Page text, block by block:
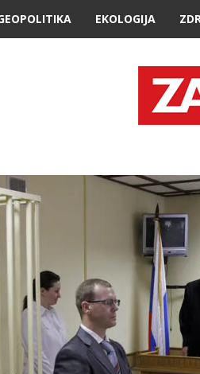
EKOLOGIJA